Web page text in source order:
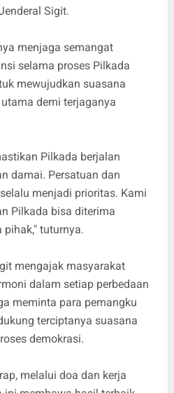
Sigit.
menjaga semangat
selama proses Pilkada
mewujudkan suasana
demi terjaganya
Pilkada berjalan
damai. Persatuan dan
menjadi prioritas. Kami
Pilkada bisa diterima
pihak," tuturnya.
mengajak masyarakat
dalam setiap perbedaan
meminta para pemangku
terciptanya suasana
demokrasi.
melalui doa dan kerja